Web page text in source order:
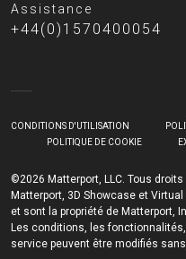
Assistance
+44(0)1570400054
©2026 Matterport, LLC. Tous droits
Matterport, 3D Showcase et
et sont la propriété de Matterport,
Les conditions, les
service peuvent être modifiés sans
CONDITIONS D'UTILISATION
POLITIQUE DE COOKIE